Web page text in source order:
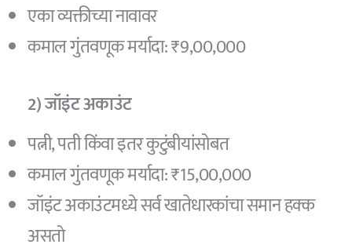
एका व्यक्तीच्या नावावर
कमाल गुंतवणूक मर्यादा: ₹9,00,000
2) जॉइंट अकाउंट
पत्नी, पती किंवा इतर कुटुंबीयांसोबत
कमाल गुंतवणूक मर्यादा: ₹15,00,000
जॉइंट अकाउंटमध्ये सर्व खातेधारकांचा समान हक्क
असतो